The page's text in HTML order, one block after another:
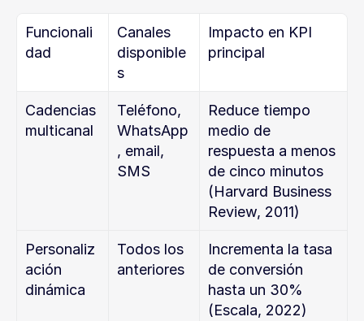
Funcionali
dad
Canales
disponible
s
Impacto en KPI
principal
Cadencias
multicanal
Teléfono,
WhatsApp
, email,
SMS
Reduce tiempo
medio de
respuesta a menos
de cinco minutos
(Harvard Business
Review, 2011)
Personaliz
ación
dinámica
Todos los
anteriores
Incrementa la tasa
de conversión
hasta un 30%
(Escala, 2022)